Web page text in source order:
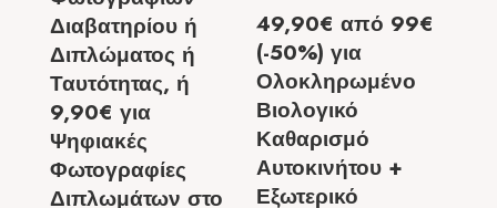
Διαβατηρίου ή
Διπλώματος ή
Ταυτότητας, ή
9,90€ για
Ψηφιακές
Φωτογραφίες
Διπλωμάτων στο
49,90€ από 99€
(-50%) για
Ολοκληρωμένο
Βιολογικό
Καθαρισμό
Αυτοκινήτου +
Εξωτερικό